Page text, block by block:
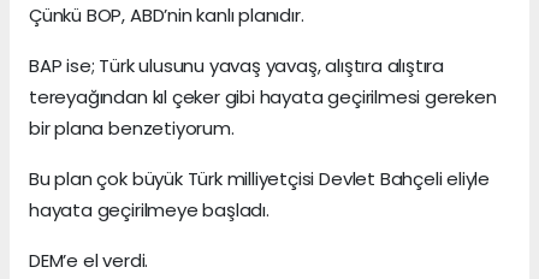
Çünkü BOP, ABD’nin kanlı planıdır.
BAP ise; Türk ulusunu yavaş yavaş, alıştıra alıştıra
tereyağından kıl çeker gibi hayata geçirilmesi gereken
bir plana benzetiyorum.
Bu plan çok büyük Türk milliyetçisi Devlet Bahçeli eliyle
hayata geçirilmeye başladı.
DEM’e el verdi.